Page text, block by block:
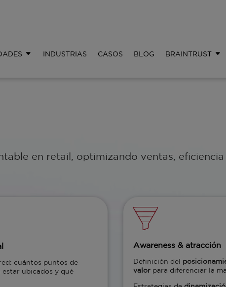
INDUSTRIAS CASOS BLOG BRAINTRUST
en retail, optimizando ventas,
cuántos puntos de
ubicados y qué
Awareness & atracción
Definición del
valorpara diferenciar la